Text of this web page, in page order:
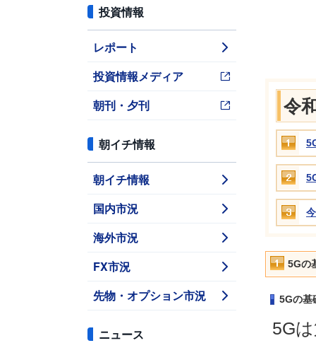
投資情報
レポート
投資情報メディア
朝刊・夕刊
朝イチ情報
朝イチ情報
国内市況
海外市況
FX市況
先物・オプション市況
ニュース
令
5Gの
5Gの基
5G